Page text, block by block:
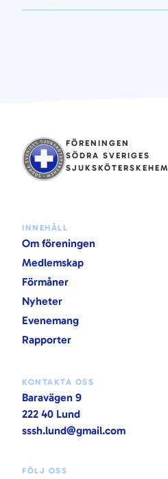
FÖRENINGEN
SÖDRA SVERIGES
SJUKSKÖTERSKEHEM
INNEHÅLL
Om föreningen
Medlemskap
Förmåner
Nyheter
Evenemang
Rapporter
KONTAKTA OSS
Baravägen 9
222 40 Lund
sssh.lund@gmail.com
FÖLJ OSS